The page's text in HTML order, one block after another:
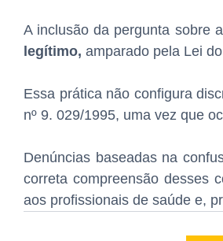
A inclusão da pergunta sobre
legítimo, amparado pela Lei
Essa prática não configura
nº 9. 029/1995, uma vez que
Denúncias baseadas na
correta compreensão desses
aos profissionais de saúde e,